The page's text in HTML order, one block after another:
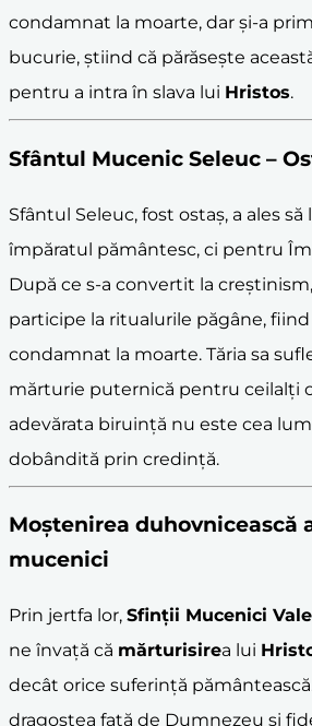
condamnat la moarte, dar și-a
bucurie, știind că părăsește
pentru a intra în slava lui Hristos.
Sfântul Mucenic Seleuc –
Sfântul Seleuc, fost ostaș, a ales
împăratul pământesc, ci pentru
După ce s-a convertit la
participe la ritualurile păgâne,
condamnat la moarte. Tăria sa
mărturie puternică pentru ceilalți
adevărata biruință nu este cea
dobândită prin credință.
Moștenirea duhovnicească
mucenici
Prin jertfa lor, Sfinții Mucenici
ne învață că mărturisirea lui
decât orice suferință
dragostea față de Dumnezeu și